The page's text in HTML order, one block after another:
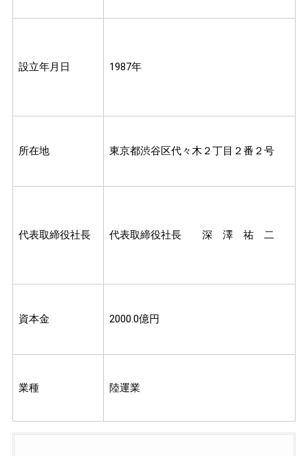
設立年月日 1987年
所在地 東京都渋谷区代々木２丁目２番２号
代表取締役社長 代表取締役社長 深 澤 祐 二
資本金 2000.0億円
業種 陸運業